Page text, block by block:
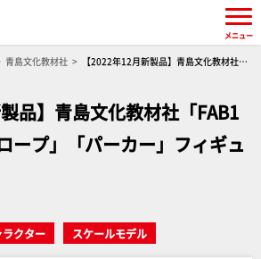
青島文化教材社
【2022年12月新製品】青島文化教材社
製品】青島文化教材社「FAB1
ープ」「パーカー」フィギュ
ラクター スケールモデル
メニュー